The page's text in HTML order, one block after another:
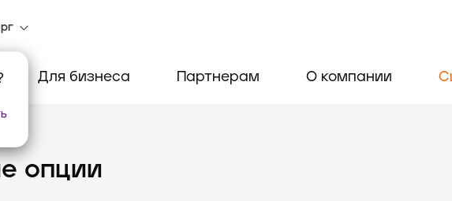
Для бизнеса Партнерам О компании
опции